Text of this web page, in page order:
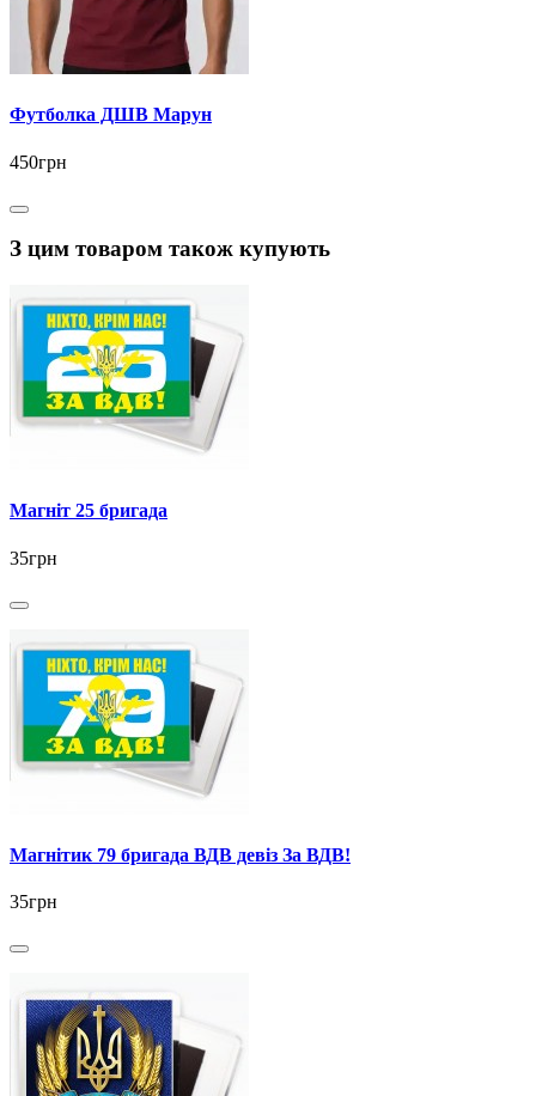
Футболка ДШВ Марун
450грн
З цим товаром також купують
Магніт 25 бригада
35грн
Магнітик 79 бригада ВДВ девіз За ВДВ!
35грн